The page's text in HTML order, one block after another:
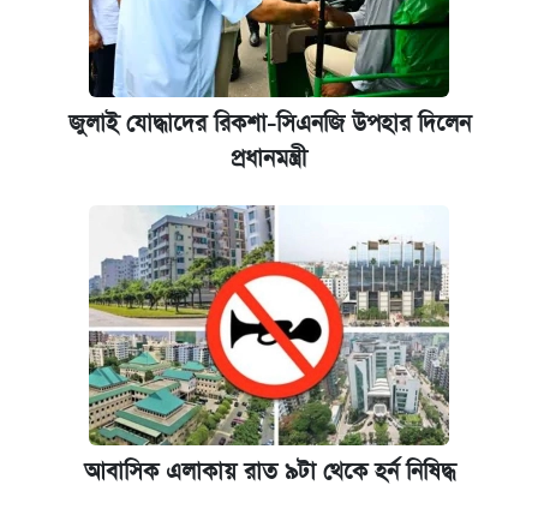
জুলাই যোদ্ধাদের রিকশা-সিএনজি উপহার দিলেন
প্রধানমন্ত্রী
আবাসিক এলাকায় রাত ৯টা থেকে হর্ন নিষিদ্ধ